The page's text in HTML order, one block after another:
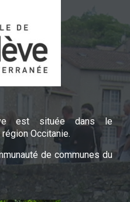
est située dans le
Occitanie.
de communes du